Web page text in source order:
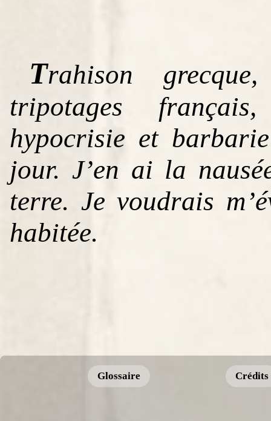
Trahison
tripotages
hypocrisie et
jour. J’en ai la
terre. Je voudrais
habitée.
Glossaire Crédits